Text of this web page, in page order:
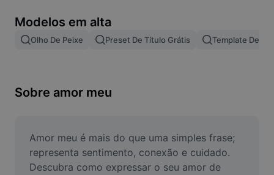
Mesclar imagens
Redimensionar Imagem
Criador de Memes
AI Text Remover
Modelos em alta
Olho De Peixe Preset De Título Grátis Template De
Sobre amor meu
Amor meu é mais do que uma simples frase;
representa sentimento, conexão e cuidado.
Descubra como expressar o seu amor de